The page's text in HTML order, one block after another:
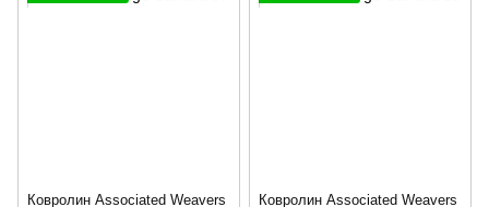
Ковролин Associated Weavers
Ковролин Associated Weavers